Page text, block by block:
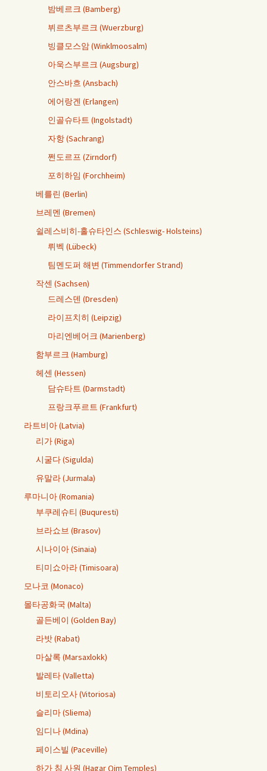
밤베르크 (Bamberg)
뷔르츠부르크 (Wuerzburg)
빙클모스암 (Winklmoosalm)
아욱스부르크 (Augsburg)
안스바흐 (Ansbach)
에어랑겐 (Erlangen)
인골슈타트 (Ingolstadt)
자항 (Sachrang)
쩐도르프 (Zirndorf)
포히하임 (Forchheim)
베를린 (Berlin)
브레멘 (Bremen)
쉴레스비히-홀슈타인스 (Schleswig- Holsteins)
뤼벡 (Lübeck)
팀멘도퍼 해변 (Timmendorfer Strand)
작센 (Sachsen)
드레스덴 (Dresden)
라이프치히 (Leipzig)
마리엔베어크 (Marienberg)
함부르크 (Hamburg)
헤센 (Hessen)
담슈타트 (Darmstadt)
프랑크푸르트 (Frankfurt)
라트비아 (Latvia)
리가 (Riga)
시굴다 (Sigulda)
유말라 (Jurmala)
루마니아 (Romania)
부쿠레슈티 (Buquresti)
브라쇼브 (Brasov)
시나이아 (Sinaia)
티미쇼아라 (Timisoara)
모나코 (Monaco)
몰타공화국 (Malta)
골든베이 (Golden Bay)
라밧 (Rabat)
마살록 (Marsaxlokk)
발레타 (Valletta)
비토리오사 (Vitoriosa)
슬리마 (Sliema)
임디나 (Mdina)
페이스빌 (Paceville)
하가 침 사원 (Hagar Qim Temples)